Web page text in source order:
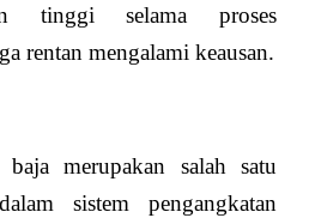
tinggi selama proses
rentan mengalami keausan.
merupakan salah satu
sistem pengangkatan